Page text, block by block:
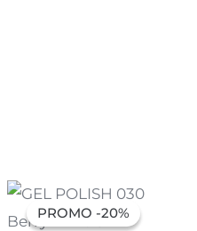
PROMO -20%
PROMO -20%
O
preço
original
O
preço
atual